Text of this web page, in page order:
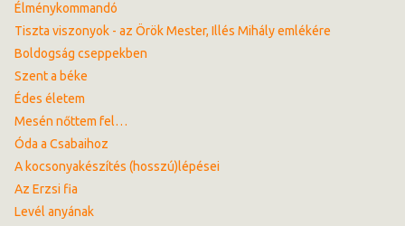
Élménykommandó
Tiszta viszonyok - az Örök Mester, Illés Mihály emlékére
Boldogság cseppekben
Szent a béke
Édes életem
Mesén nőttem fel…
Óda a Csabaihoz
A kocsonyakészítés (hosszú)lépései
Az Erzsi fia
Levél anyának